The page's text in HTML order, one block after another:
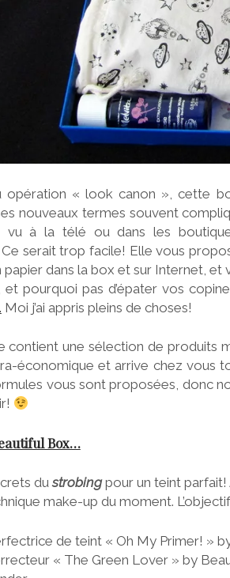
opération « look canon », cette
nouveaux termes souvent
vu à la télé ou dans les
serait trop facile! Elle vous
papier dans la box et sur Internet,
et pourquoi pas d’épater vos
Moi j’ai appris pleins de choses!
contient une sélection de produits
économique et arrive chez vous
vous sont proposées, donc
Box…
dustrobingpour un teint parfait!
make-up du moment.
de teint « Oh My Primer! »
« The Green Lover » by